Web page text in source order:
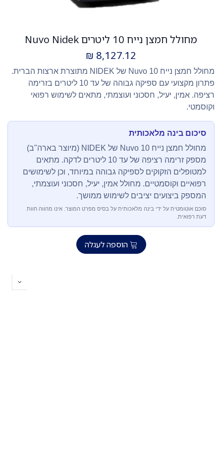
מחולל חמצן נייח 10 ליטרים Nuvo Nidek
8,127.12
₪
מחולל חמצן נייח Nuvo 10 של NIDEK מתוצרת ארצות הברית.
פתרון מקצועי עם ספיקה גבוהה של עד 10 ליטרים בזרימה
רציפה. אמין, יעיל, חסכוני ועוצמתי, מתאים לשימוש רפואי
וקוסמטי.
סיכום בינה מלאכותית
מחולל חמצן נייח Nuvo 10 של NIDEK (מיוצר בארה"ב)
מספק זרימה רציפה של עד 10 ליטרים לדקה. מתאים
למטופלים הזקוקים לספיקה גבוהה במיוחד, וכן לשימושים
רפואיים וקוסמטיים. מחולל אמין, יעיל, חסכוני ועוצמתי,
המספק ביצועים יציבים לשימוש ממושך.
סוכם אוטומטית על ידי בינה מלאכותית על בסיס מפרט המוצר. אינו מהווה חוות
דעת רפואית.
הוספה לעגלה